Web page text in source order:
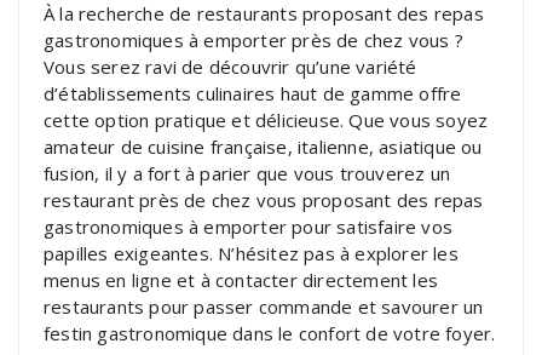
À la recherche de restaurants proposant des repas
gastronomiques à emporter près de chez vous ?
Vous serez ravi de découvrir qu’une variété
d’établissements culinaires haut de gamme offre
cette option pratique et délicieuse. Que vous soyez
amateur de cuisine française, italienne, asiatique ou
fusion, il y a fort à parier que vous trouverez un
restaurant près de chez vous proposant des repas
gastronomiques à emporter pour satisfaire vos
papilles exigeantes. N’hésitez pas à explorer les
menus en ligne et à contacter directement les
restaurants pour passer commande et savourer un
festin gastronomique dans le confort de votre foyer.